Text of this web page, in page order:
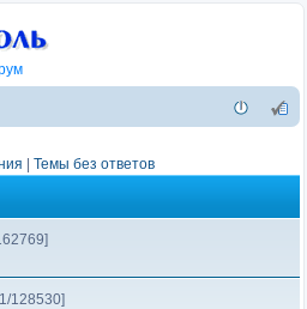
Темы без ответов
128530]